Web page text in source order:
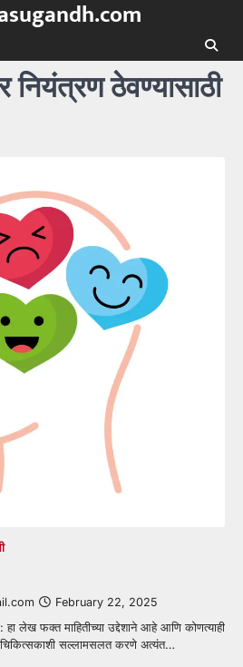
नियंत्रण ठेवण्यासाठी
February 22, 2025
लेख फक्त माहितीच्या उद्देशाने आहे आणि कोणत्याही
सल्लामसलत करणे अत्यंत…